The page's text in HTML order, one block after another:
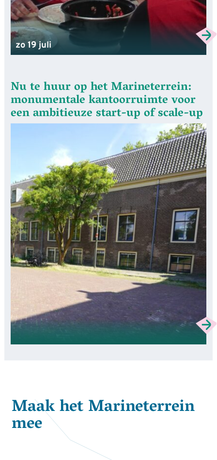
zo 19 juli
Nu te huur op het Marineterrein:
monumentale kantoorruimte voor
een ambitieuze start-up of scale-up
Maak het Marineterrein
mee